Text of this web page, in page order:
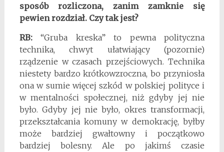
sposób rozliczona, zanim zamknie się
pewien rozdział. Czy tak jest?
RB:“Gruba kreska” to pewna polityczna
technika, chwyt ułatwiający (pozornie)
rządzenie w czasach przejściowych. Technika
niestety bardzo krótkowzroczna, bo przyniosła
ona w sumie więcej szkód w polskiej polityce i
w mentalności społecznej, niż gdyby jej nie
było. Gdyby jej nie było, okres transformacji,
przekształcania komuny w demokrację, byłby
może bardziej gwałtowny i początkowo
bardziej bolesny. Ale po jakimś czasie